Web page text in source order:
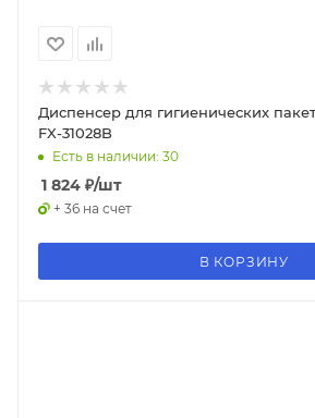
Диспенсер для гигиенических
FX-31028B
Есть в наличии: 30
1 824 ₽/шт
+ 36 на счет
В КОРЗИНУ